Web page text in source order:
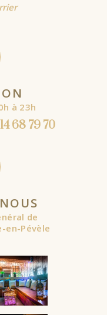
à 23h
68 79 70
de
en-Pévèle
partir de